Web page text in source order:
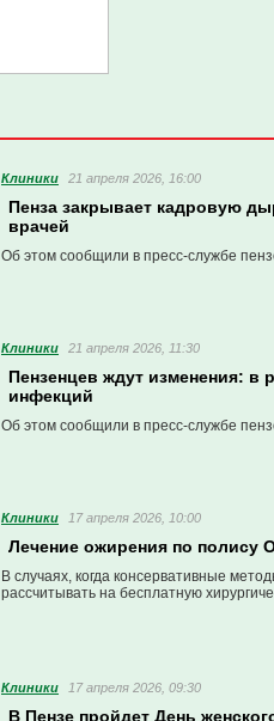
Клиники 21 апреля 2026, 16:00
Пенза закрывает кадровую
врачей
Об этом сообщили в пресс-службе
Клиники 21 апреля 2026, 11:30
Пензенцев ждут изменения: в
инфекций
Об этом сообщили в пресс-службе
Клиники 17 апреля 2026, 10:00
Лечение ожирения по полису
В случаях, когда консервативные
рассчитывать на бесплатную
Клиники 17 апреля 2026, 09:30
В Пензе пройдет День